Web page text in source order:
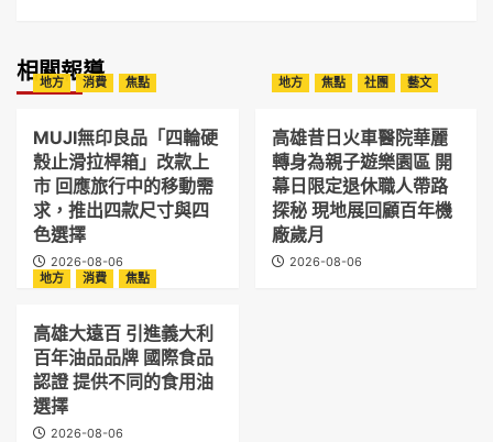
相關報導
地方 消費 焦點
MUJI無印良品「四輪硬
殼止滑拉桿箱」改款上
市 回應旅行中的移動需
求，推出四款尺寸與四
色選擇
2026-08-06
地方 焦點 社團 藝文
高雄昔日火車醫院華麗
轉身為親子遊樂園區 開
幕日限定退休職人帶路
探秘 現地展回顧百年機
廠歲月
2026-08-06
地方
消費 焦點
高雄大遠百 引進義大利
百年油品品牌 國際食品
認證 提供不同的食用油
選擇
2026-08-06